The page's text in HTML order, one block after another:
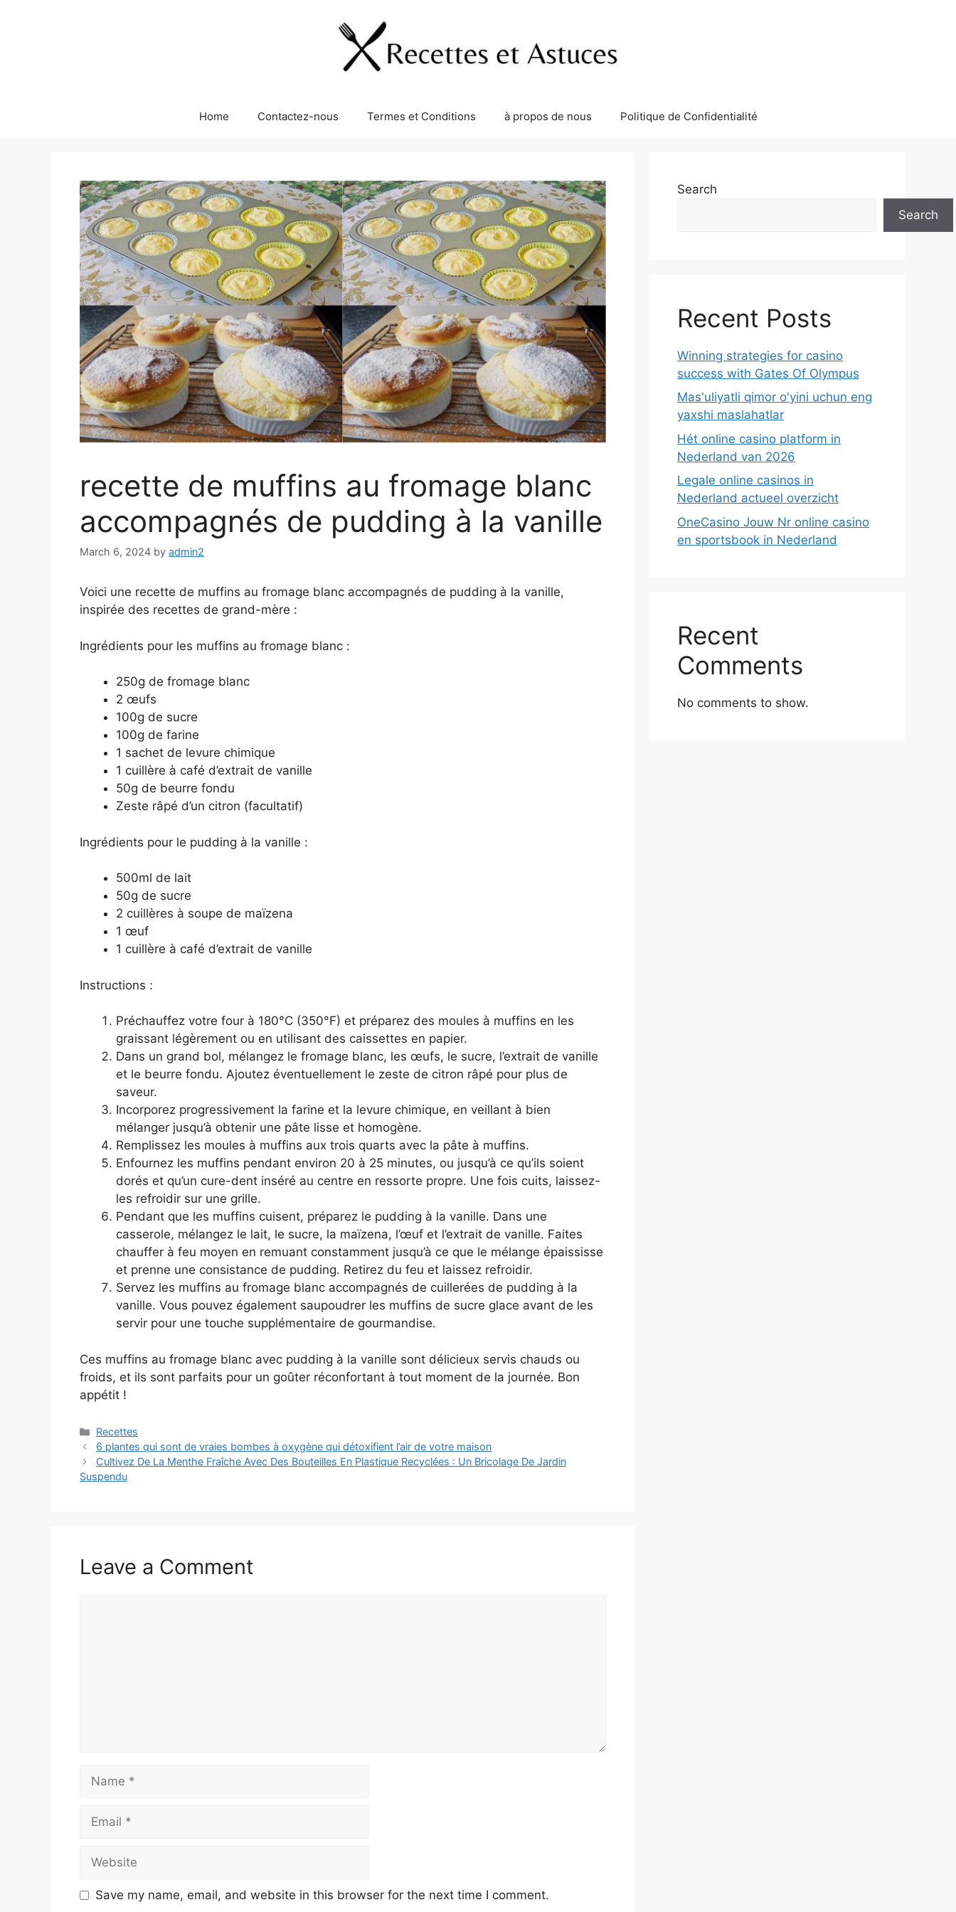
Home Contactez-nous Termes et Conditions à propos de nous Politique de Confidentialité
recette de muffins au fromage blanc
accompagnés de pudding à la vanille
March 6, 2024 by admin2
Voici une recette de muffins au fromage blanc accompagnés de pudding à la vanille,
inspirée des recettes de grand-mère :
Ingrédients pour les muffins au fromage blanc :
250g de fromage blanc
2 œufs
100g de sucre
100g de farine
1 sachet de levure chimique
1 cuillère à café d’extrait de vanille
50g de beurre fondu
Zeste râpé d’un citron (facultatif)
Ingrédients pour le pudding à la vanille :
500ml de lait
50g de sucre
2 cuillères à soupe de maïzena
1 œuf
1 cuillère à café d’extrait de vanille
Instructions :
Préchauffez votre four à 180°C (350°F) et préparez des moules à muffins en les
graissant légèrement ou en utilisant des caissettes en papier.
Dans un grand bol, mélangez le fromage blanc, les œufs, le sucre, l’extrait de vanille
et le beurre fondu. Ajoutez éventuellement le zeste de citron râpé pour plus de
saveur.
Incorporez progressivement la farine et la levure chimique, en veillant à bien
mélanger jusqu’à obtenir une pâte lisse et homogène.
Remplissez les moules à muffins aux trois quarts avec la pâte à muffins.
Enfournez les muffins pendant environ 20 à 25 minutes, ou jusqu’à ce qu’ils soient
dorés et qu’un cure-dent inséré au centre en ressorte propre. Une fois cuits, laissez-
les refroidir sur une grille.
Pendant que les muffins cuisent, préparez le pudding à la vanille. Dans une
casserole, mélangez le lait, le sucre, la maïzena, l’œuf et l’extrait de vanille. Faites
chauffer à feu moyen en remuant constamment jusqu’à ce que le mélange épaississe
et prenne une consistance de pudding. Retirez du feu et laissez refroidir.
Servez les muffins au fromage blanc accompagnés de cuillerées de pudding à la
vanille. Vous pouvez également saupoudrer les muffins de sucre glace avant de les
servir pour une touche supplémentaire de gourmandise.
Ces muffins au fromage blanc avec pudding à la vanille sont délicieux servis chauds ou
froids, et ils sont parfaits pour un goûter réconfortant à tout moment de la journée. Bon
appétit !
Categories
Recettes
6 plantes qui sont de vraies bombes à oxygène qui détoxifient l’air de votre maison
Cultivez De La Menthe Fraîche Avec Des Bouteilles En Plastique Recyclées : Un Bricolage De Jardin
Suspendu
Leave a Comment
Name
Email
Website
Save my name, email, and website in this browser for the next time I comment.
Search
Search
Recent Posts
Winning strategies for casino
success with Gates Of Olympus
Mas'uliyatli qimor o'yini uchun eng
yaxshi maslahatlar
Hét online casino platform in
Nederland van 2026
Legale online casinos in
Nederland actueel overzicht
OneCasino Jouw Nr online casino
en sportsbook in Nederland
Recent
Comments
No comments to show.